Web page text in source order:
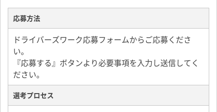
応募方法
ドライバーズワーク応募フォームからご応募くださ
い。
『応募する』ボタンより必要事項を入力し送信してく
ださい。
選考プロセス